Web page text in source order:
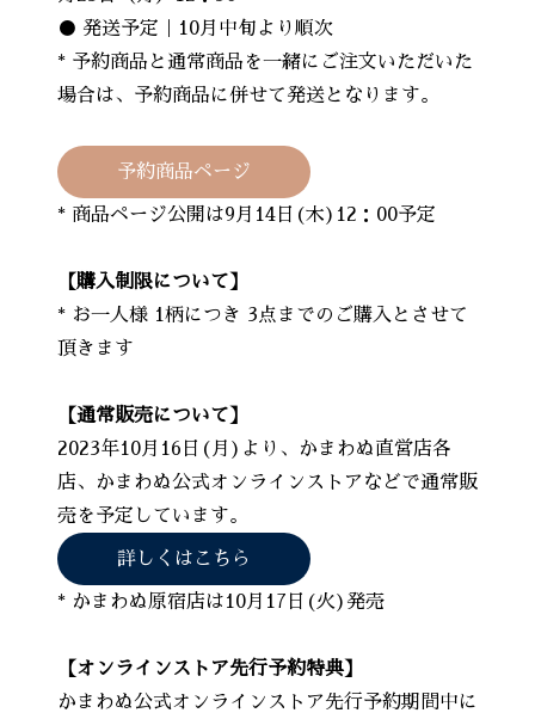
● 発送予定｜10月中旬より順次
* 予約商品と通常商品を一緒にご注文いただいた
場合は、予約商品に併せて発送となります。
予約商品ページ
* 商品ページ公開は9月14日(木)12：00予定
【購入制限について】
* お一人様 1柄につき 3点までのご購入とさせて
頂きます
【通常販売について】
2023年10月16日(月)より、かまわぬ直営店各
店、かまわぬ公式オンラインストアなどで通常販
売を予定しています。
詳しくはこちら
* かまわぬ原宿店は10月17日(火)発売
【オンラインストア先行予約特典】
かまわぬ公式オンラインストア先行予約期間中に